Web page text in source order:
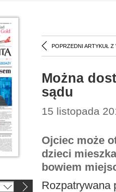
POPRZEDNI ARTYKUŁ Z
Można
sądu
15 listopada
Ojciec może
dzieci
bowiem
Rozpatrywana